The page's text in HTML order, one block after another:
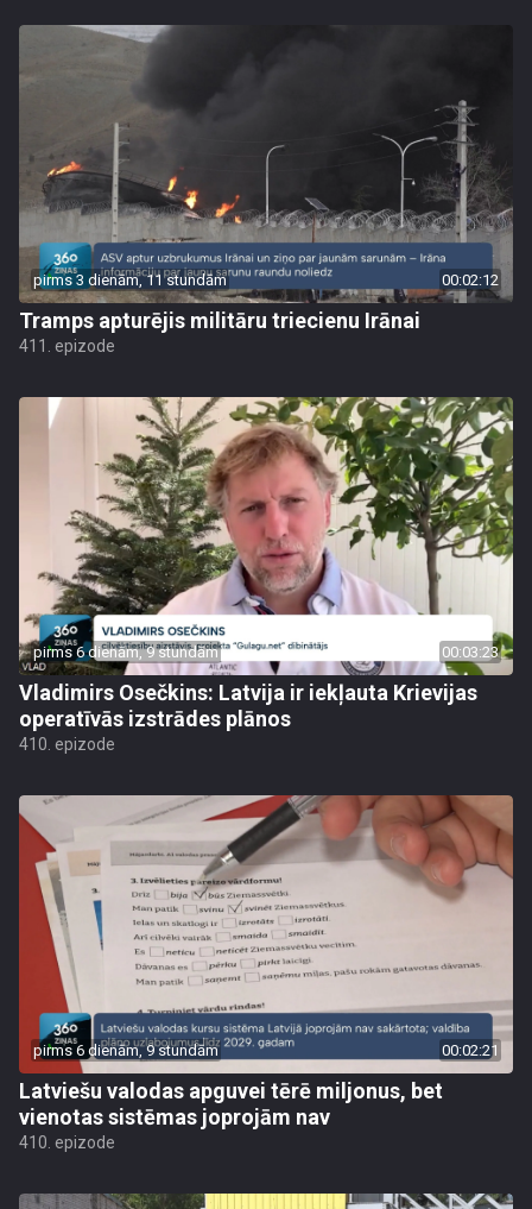
pirms 3 dienām, 11 stundām 00:02:12
Tramps apturējis militāru triecienu Irānai
411. epizode
pirms 6 dienām, 9 stundām 00:03:23
Vladimirs Osečkins: Latvija ir iekļauta Krievijas
operatīvās izstrādes plānos
410. epizode
pirms 6 dienām, 9 stundām 00:02:21
Latviešu valodas apguvei tērē miljonus, bet
vienotas sistēmas joprojām nav
410. epizode